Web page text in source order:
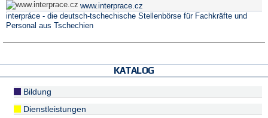
www.interprace.cz
interpráce - die deutsch-tschechische Stellenbörse für Fachkräfte und
Personal aus Tschechien
KATALOG
Bildung
Dienstleistungen